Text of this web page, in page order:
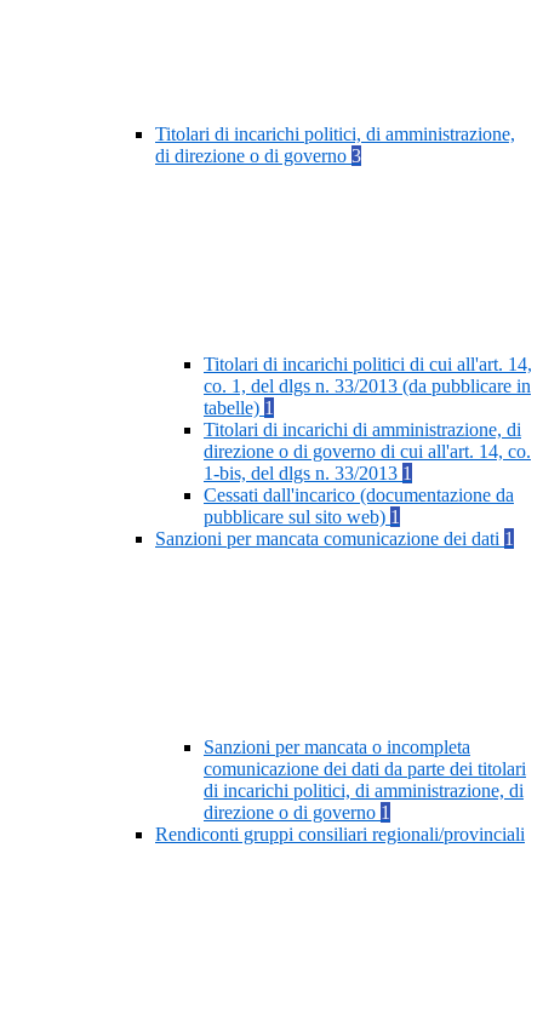
Titolari di incarichi politici, di amministrazione,
di direzione o di governo 3
Titolari di incarichi politici di cui all'art. 14,
co. 1, del dlgs n. 33/2013 (da pubblicare in
tabelle) 1
Titolari di incarichi di amministrazione, di
direzione o di governo di cui all'art. 14, co.
1-bis, del dlgs n. 33/2013 1
Cessati dall'incarico (documentazione da
pubblicare sul sito web) 1
Sanzioni per mancata comunicazione dei dati 1
Sanzioni per mancata o incompleta
comunicazione dei dati da parte dei titolari
di incarichi politici, di amministrazione, di
direzione o di governo 1
Rendiconti gruppi consiliari regionali/provinciali